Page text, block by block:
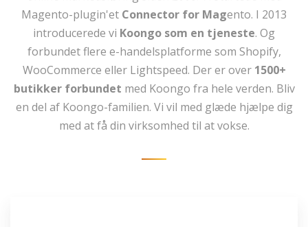
Magento-plugin'et Connector for Magento. I 2013
introducerede vi Koongo som en tjeneste. Og
forbundet flere e-handelsplatforme som Shopify,
WooCommerce eller Lightspeed. Der er over 1500+
butikker forbundet med Koongo fra hele verden. Bliv
en del af Koongo-familien. Vi vil med glæde hjælpe dig
med at få din virksomhed til at vokse.